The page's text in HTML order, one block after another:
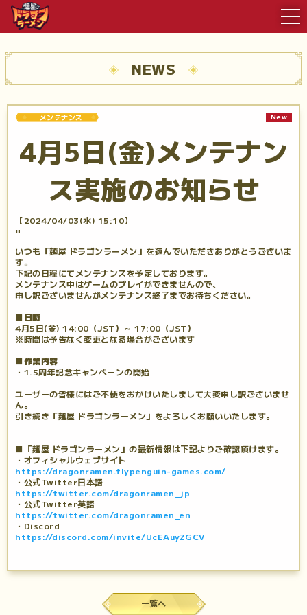
NEWS
メンテナンス New
4月5日(金)メンテナン
ス実施のお知らせ
【2024/04/03(水) 15:10】
"
いつも「麺屋 ドラゴンラーメン」を遊んでいただきありがとうございま
す。
下記の日程にてメンテナンスを予定しております。
メンテナンス中はゲームのプレイができませんので、
申し訳ございませんがメンテナンス終了までお待ちください。
■日時
4月5日(金) 14:00（JST）～ 17:00（JST）
※時間は予告なく変更となる場合がございます
■作業内容
・1.5周年記念キャンペーンの開始
ユーザーの皆様にはご不便をおかけいたしまして大変申し訳ございませ
ん。
引き続き「麺屋 ドラゴンラーメン」をよろしくお願いいたします。
■「麺屋 ドラゴンラーメン」の最新情報は下記よりご確認頂けます。
・オフィシャルウェブサイト
https://dragonramen.flypenguin-games.com/
・公式Twitter日本語
https://twitter.com/dragonramen_jp
・公式Twitter英語
https://twitter.com/dragonramen_en
・Discord
https://discord.com/invite/UcEAuyZGCV
一覧へ